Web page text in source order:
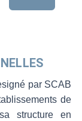
par SCAB
de
structure en